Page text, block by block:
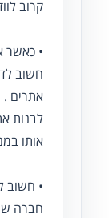
קרוב
• כאשר
חשוב
אתרים
לבנות
אותו
• חשוב
חברה